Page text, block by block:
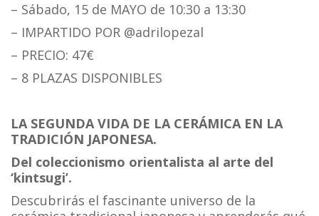
– Sábado, 15 de MAYO de 10:30 a 13:30
– IMPARTIDO POR @adrilopezal
– PRECIO: 47€
– 8 PLAZAS DISPONIBLES
LA SEGUNDA VIDA DE LA CERÁMICA EN LA
TRADICIÓN JAPONESA.
Del coleccionismo orientalista al arte del
‘kintsugi’.
Descubrirás el fascinante universo de la